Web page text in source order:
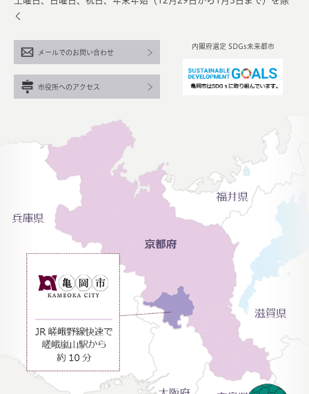
く
内閣府選定 SDGs未来都市
メールでのお問い合わせ
市役所へのアクセス